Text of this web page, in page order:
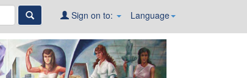
Language
Sign on to: